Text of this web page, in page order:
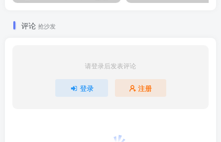
评论 抢沙发
请登录后发表评论
登录 注册